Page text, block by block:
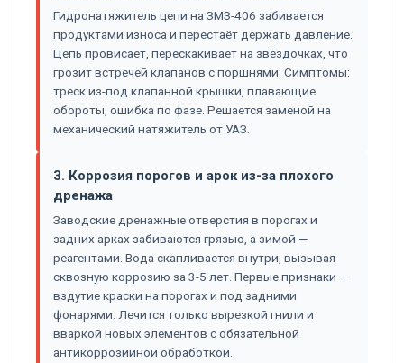
Гидронатяжитель цепи на ЗМЗ-406 забивается
продуктами износа и перестаёт держать давление.
Цепь провисает, перескакивает на звёздочках, что
грозит встречей клапанов с поршнями. Симптомы:
треск из-под клапанной крышки, плавающие
обороты, ошибка по фазе. Решается заменой на
механический натяжитель от УАЗ.
3. Коррозия порогов и арок из-за плохого
дренажа
Заводские дренажные отверстия в порогах и
задних арках забиваются грязью, а зимой —
реагентами. Вода скапливается внутри, вызывая
сквозную коррозию за 3-5 лет. Первые признаки —
вздутие краски на порогах и под задними
фонарями. Лечится только вырезкой гнили и
вваркой новых элементов с обязательной
антикоррозийной обработкой.